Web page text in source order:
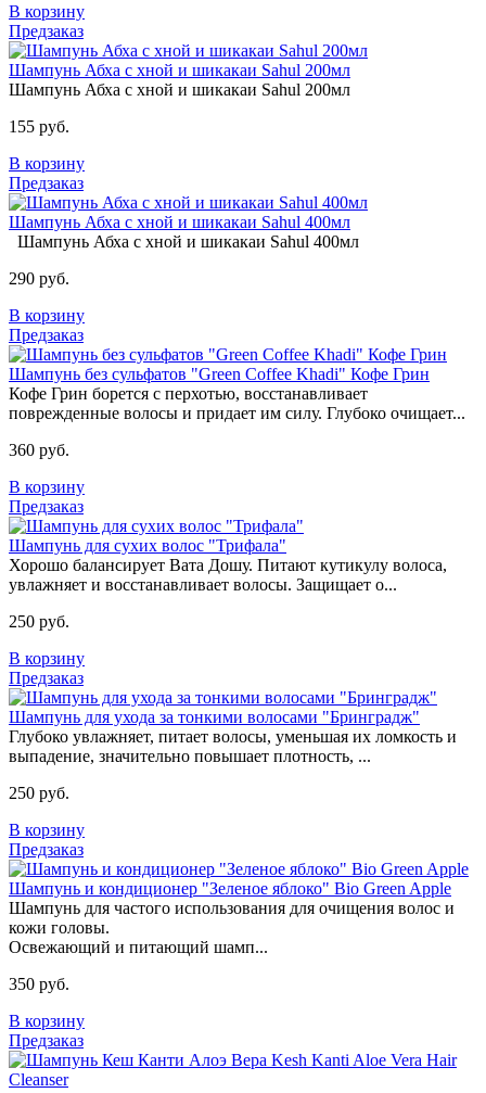
В корзину
Предзаказ
Шампунь Абха с хной и шикакаи Sahul 200мл
Шампунь Абха с хной и шикакаи Sahul 200мл
155 руб.
В корзину
Предзаказ
Шампунь Абха с хной и шикакаи Sahul 400мл
Шампунь Абха с хной и шикакаи Sahul 400мл
290 руб.
В корзину
Предзаказ
Шампунь без сульфатов "Green Coffee Khadi" Кофе Грин
Кофе Грин борется с перхотью, восстанавливает
поврежденные волосы и придает им силу. Глубоко очищает...
360 руб.
В корзину
Предзаказ
Шампунь для сухих волос "Трифала"
Хорошо балансирует Вата Дошу. Питают кутикулу волоса,
увлажняет и восстанавливает волосы. Защищает о...
250 руб.
В корзину
Предзаказ
Шампунь для ухода за тонкими волосами "Бринградж"
Глубоко увлажняет, питает волосы, уменьшая их ломкость и
выпадение, значительно повышает плотность, ...
250 руб.
В корзину
Предзаказ
Шампунь и кондиционер "Зеленое яблоко" Bio Green Apple
Шампунь для частого использования для очищения волос и
кожи головы.
Освежающий и питающий шамп...
350 руб.
В корзину
Предзаказ